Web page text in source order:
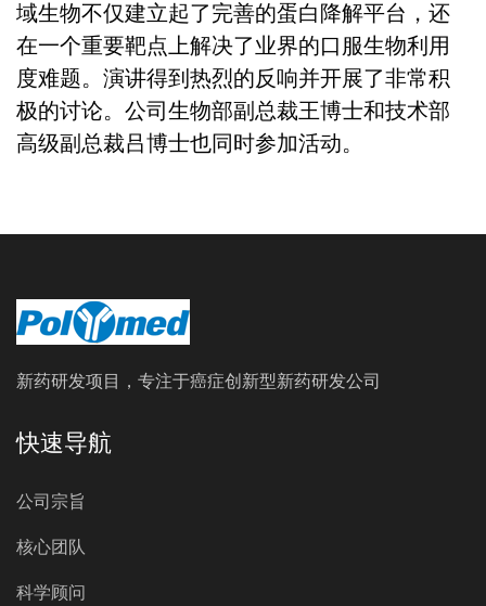
域生物不仅建立起了完善的蛋白降解平台，还
在一个重要靶点上解决了业界的口服生物利用
度难题。演讲得到热烈的反响并开展了非常积
极的讨论。公司生物部副总裁王博士和技术部
高级副总裁吕博士也同时参加活动。
新药研发项目，专注于癌症创新型新药研发公司
快速导航
公司宗旨
核心团队
科学顾问